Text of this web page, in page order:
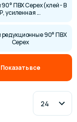
ПВХ Cepex (клей - В
Р, усиленная ...
редукционные 90° ПВХ
Cepex
Показать все